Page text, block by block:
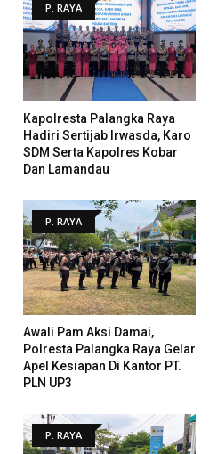
P. RAYA
Kapolresta Palangka Raya
Hadiri Sertijab Irwasda, Karo
SDM Serta Kapolres Kobar
Dan Lamandau
P. RAYA
Awali Pam Aksi Damai,
Polresta Palangka Raya Gelar
Apel Kesiapan Di Kantor PT.
PLN UP3
P. RAYA